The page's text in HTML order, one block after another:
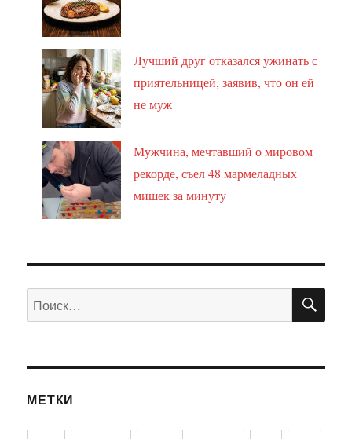
Лучший друг отказался ужинать с
приятельницей, заявив, что он ей
не муж
Мужчина, мечтавший о мировом
рекорде, съел 48 мармеладных
мишек за минуту
Искать:
МЕТКИ